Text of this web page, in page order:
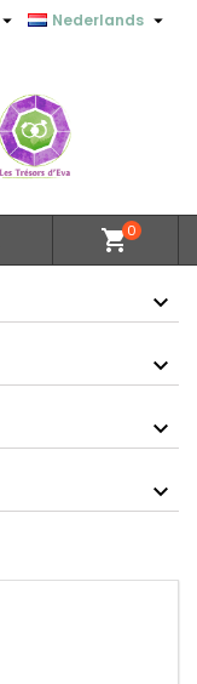
Nederlands 

shopping_cart0